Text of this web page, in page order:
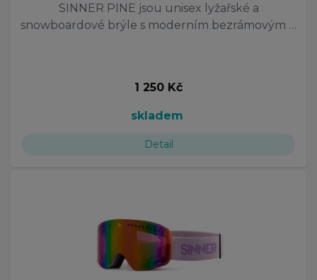
SINNER PINE jsou unisex lyžařské a
snowboardové brýle s moderním bezrámovým …
1 250 Kč
skladem
Detail